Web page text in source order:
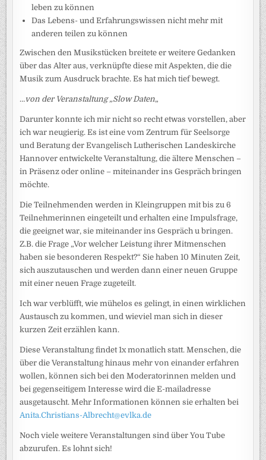
leben zu können
Das Lebens- und Erfahrungswissen nicht mehr mit
anderen teilen zu können
Zwischen den Musikstücken breitete er weitere Gedanken
über das Alter aus, verknüpfte diese mit Aspekten, die die
Musik zum Ausdruck brachte. Es hat mich tief bewegt.
…von der Veranstaltung „Slow Daten„
Darunter konnte ich mir nicht so recht etwas vorstellen, aber
ich war neugierig. Es ist eine vom Zentrum für Seelsorge
und Beratung der Evangelisch Lutherischen Landeskirche
Hannover entwickelte Veranstaltung, die ältere Menschen –
in Präsenz oder online – miteinander ins Gespräch bringen
möchte.
Die Teilnehmenden werden in Kleingruppen mit bis zu 6
Teilnehmerinnen eingeteilt und erhalten eine Impulsfrage,
die geeignet war, sie miteinander ins Gespräch u bringen.
Z.B. die Frage „Vor welcher Leistung ihrer Mitmenschen
haben sie besonderen Respekt?“ Sie haben 10 Minuten Zeit,
sich auszutauschen und werden dann einer neuen Gruppe
mit einer neuen Frage zugeteilt.
Ich war verblüfft, wie mühelos es gelingt, in einen wirklichen
Austausch zu kommen, und wieviel man sich in dieser
kurzen Zeit erzählen kann.
Diese Veranstaltung findet 1x monatlich statt. Menschen, die
über die Veranstaltung hinaus mehr von einander erfahren
wollen, können sich bei den Moderatorinnen melden und
bei gegenseitigem Interesse wird die E-mailadresse
ausgetauscht. Mehr Informationen können sie erhalten bei
Anita.Christians-Albrecht@evlka.de
Noch viele weitere Veranstaltungen sind über You Tube
abzurufen. Es lohnt sich!